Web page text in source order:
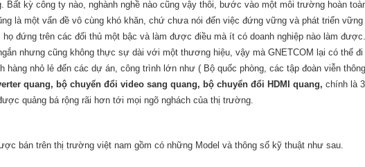
Bất kỳ công ty nào, nghành nghề nào cũng vậy thôi, bước vào một môi trường hoàn
là một vấn đề vô cùng khó khăn, chứ chưa nói đến việc đứng vững và phát triển vững
đứng trên các đối thủ một bậc và làm được điều mà ít có doanh nghiệp nào làm
nhưng cũng không thực sự dài với một thương hiệu, vậy mà GNETCOM lại có thể
hàng nhỏ lẻ đến các dự án, công trình lớn như ( Bộ quốc phòng, các tập đoàn viễn
quang, bộ chuyển đổi video sang quang, bộ chuyển đổi HDMI quang, chính là
quảng bá rộng rãi hơn tới mọi ngõ nghách của thị trường.
bán trên thị trường việt nam gồm có những Model và thông số kỹ thuật như sau.